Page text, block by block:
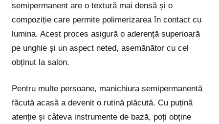
semipermanent are o textură mai densă și o
compoziție care permite polimerizarea în contact cu
lumina. Acest proces asigură o aderență superioară
pe unghie și un aspect neted, asemănător cu cel
obținut la salon.
Pentru multe persoane, manichiura semipermanentă
făcută acasă a devenit o rutină plăcută. Cu puțină
atenție și câteva instrumente de bază, poți obține